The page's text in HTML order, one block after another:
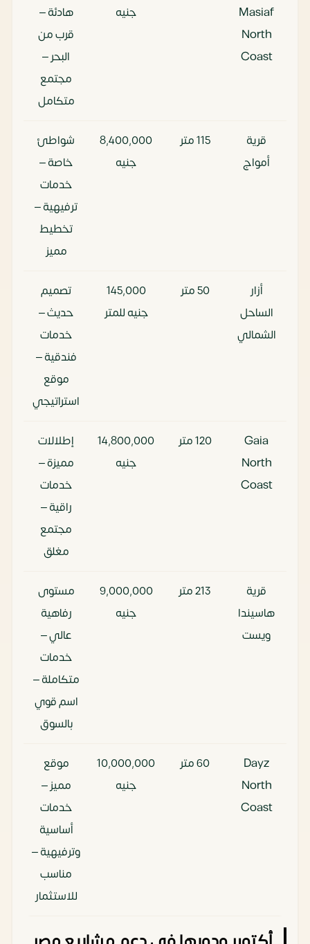
Masiaf
North
Coast
جنيه
هادئة –
قرب من
البحر –
مجتمع
متكامل
قرية
أمواج
115 متر
8٬400٬000
جنيه
شواطئ
خاصة –
خدمات
ترفيهية –
تخطيط
مميز
أزار
الساحل
الشمالي
50 متر
145٬000
جنيه للمتر
تصميم
حديث –
خدمات
فندقية –
موقع
استراتيجي
Gaia
North
Coast
120 متر
14٬800٬000
جنيه
إطلالات
مميزة –
خدمات
راقية –
مجتمع
مغلق
قرية
هاسيندا
ويست
213 متر
9٬000٬000
جنيه
مستوى
رفاهية
عالي –
خدمات
متكاملة –
اسم قوي
بالسوق
Dayz
North
Coast
60 متر
10٬000٬000
جنيه
موقع
مميز –
خدمات
أساسية
وترفيهية –
مناسب
للاستثمار